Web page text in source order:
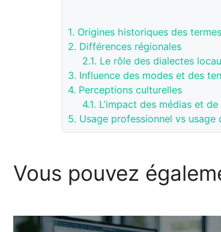
1. Origines historiques des termes
2. Différences régionales
2.1. Le rôle des dialectes
3. Influence des modes et des
4. Perceptions culturelles
4.1. L’impact des médias et
5. Usage professionnel vs usage
Vous pouvez